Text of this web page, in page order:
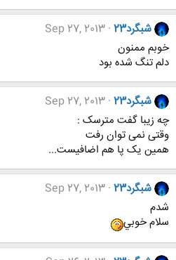
شبگرد23
Sep 27, 2013
خوبم ممنون
دلم تنگ شده بود
شبگرد23
Sep 27, 2013
چه زیبا گفت مترسک :
وقتی نمی توان رفت
همین یک پا هم اضافیست...
شبگرد23
Sep 27, 2013
شدم
سلام خوبي